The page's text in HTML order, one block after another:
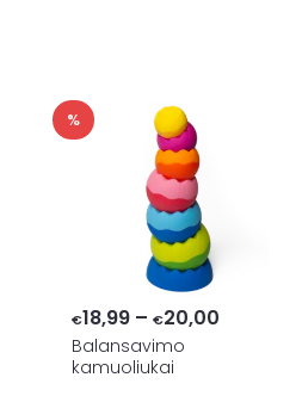
%
€18,99 – €20,00Price
Balansavimo
kamuoliukai